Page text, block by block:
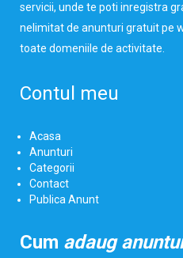
servicii, unde te poti inregistra
nelimitat de anunturi gratuit pe
toate domeniile de activitate.
Contul meu
Acasa
Anunturi
Categorii
Contact
Publica Anunt
Cum adaug